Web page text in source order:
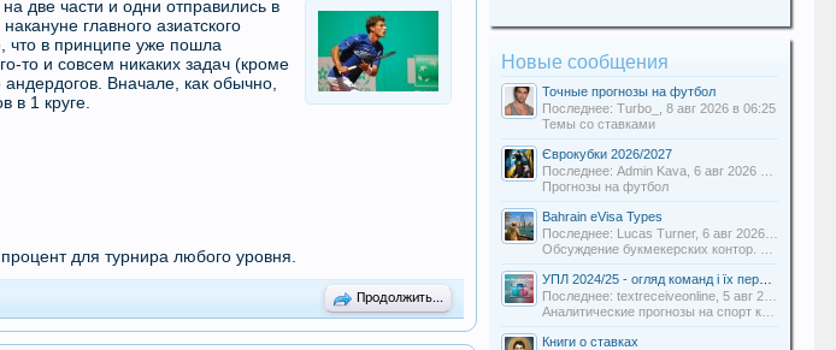
две части и одни отправились в
главного азиатского
что в принципе уже пошла
то и совсем никаких задач (кроме
Вначале, как обычно,
в 1 круге.
для турнира любого уровня.
Продолжить...
Новые сообщения
Точные прогнозы на футбол
Последнее: Turbo_, 8 авг 2026 в 06:25
Темы со ставками
Єврокубки 2026/2027
Последнее: Admin Kava, 6 авг 2026 в 19:31
Прогнозы на футбол
Bahrain eVisa Types
Последнее: Lucas Turner, 6 авг 2026 в 13:16
УПЛ 2024/25 - огляд команд і їх перспективи
Последнее: textreceiveonline, 5 авг 2026 в 20:54
Аналитические прогнозы на спорт команды Uabets
Книги о ставках